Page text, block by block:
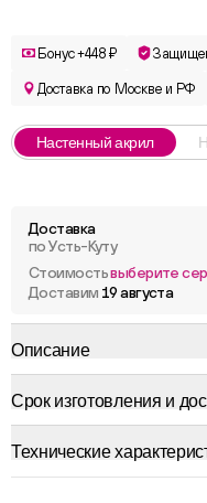
Бонус +448 ₽
Доставка по Москве и РФ
Настенный акрил
Доставка
по Усть-Куту
Стоимостьвыберите
Доставим 19 августа
Описание
Срок изготовления и
Технические